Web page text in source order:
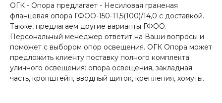
ОГК - Опора предлагает - Несиловая граненая
фланцевая опора ГФОО-150-11,5(100)/14,0 с доставкой.
Также, предлагаем другие варианты ГФОО.
Персональный менеджер ответит на Ваши вопросы и
поможет с выбором опор освещения. ОГК Опора может
предложить клиенту поставку полного комплекта
уличного освещения: опора освещения, закладная
часть, кронштейн, вводный щиток, крепления, хомуты.